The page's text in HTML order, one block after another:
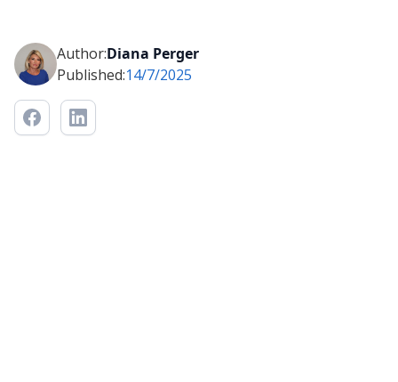
Author:Diana Perger
Published:14/7/2025